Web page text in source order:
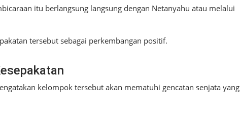
itu berlangsung langsung dengan Netanyahu atau melalui
tersebut sebagai perkembangan positif.
kelompok tersebut akan mematuhi gencatan senjata yang